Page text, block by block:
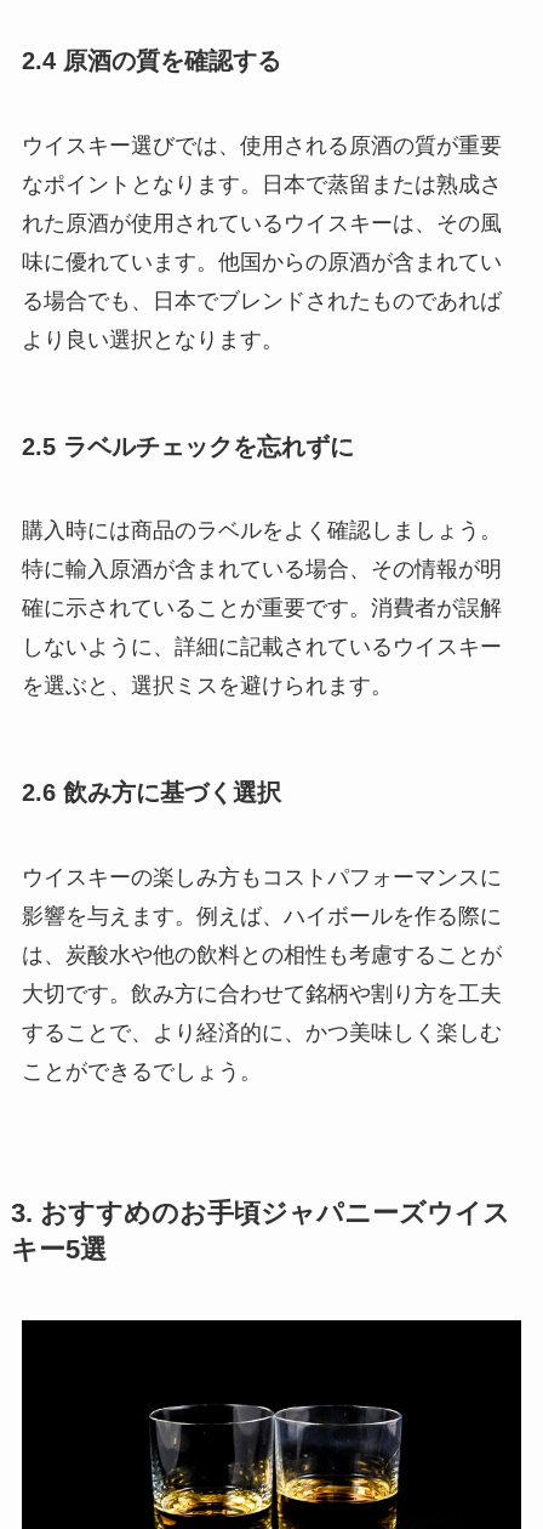
2.4 原酒の質を確認する
ウイスキー選びでは、使用される原酒の質が重要
なポイントとなります。日本で蒸留または熟成さ
れた原酒が使用されているウイスキーは、その風
味に優れています。他国からの原酒が含まれてい
る場合でも、日本でブレンドされたものであれば
より良い選択となります。
2.5 ラベルチェックを忘れずに
購入時には商品のラベルをよく確認しましょう。
特に輸入原酒が含まれている場合、その情報が明
確に示されていることが重要です。消費者が誤解
しないように、詳細に記載されているウイスキー
を選ぶと、選択ミスを避けられます。
2.6 飲み方に基づく選択
ウイスキーの楽しみ方もコストパフォーマンスに
影響を与えます。例えば、ハイボールを作る際に
は、炭酸水や他の飲料との相性も考慮することが
大切です。飲み方に合わせて銘柄や割り方を工夫
することで、より経済的に、かつ美味しく楽しむ
ことができるでしょう。
3. おすすめのお手頃ジャパニーズウイス
キー5選